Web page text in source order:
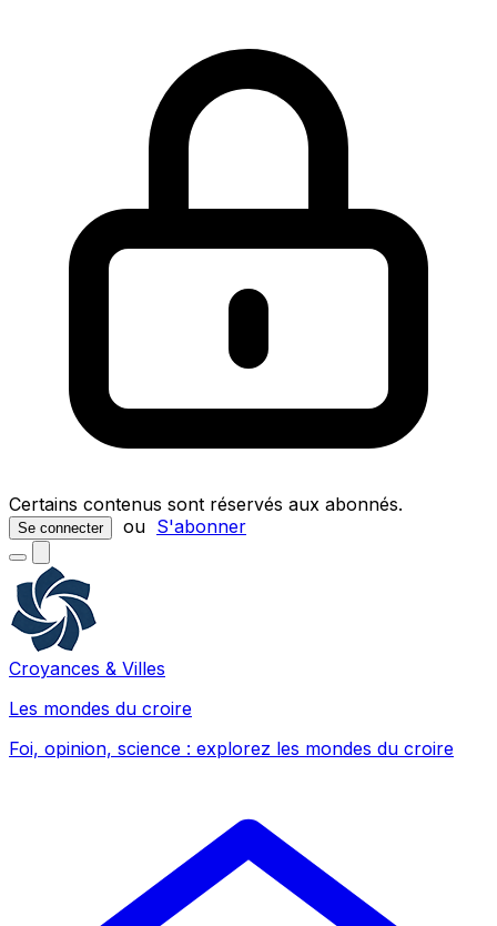
Certains contenus sont réservés aux abonnés.
Se connecter ou S'abonner
Croyances & Villes
Les mondes du croire
Foi, opinion, science : explorez les mondes du croire